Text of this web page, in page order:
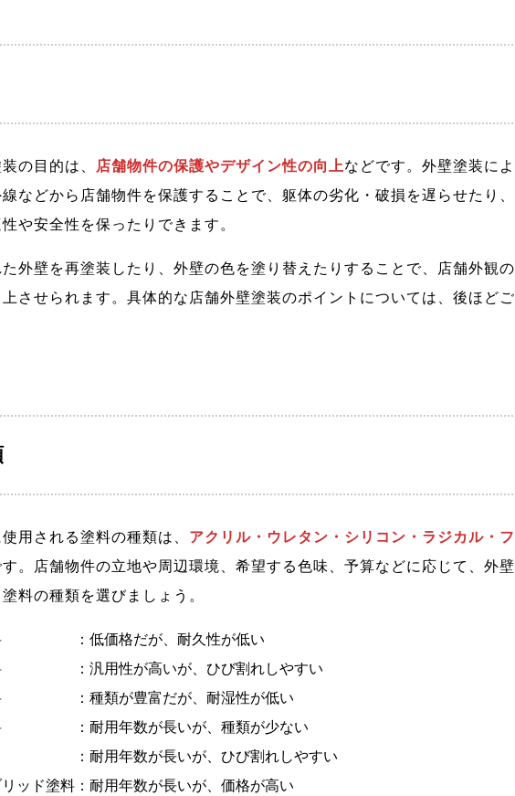
の目的は、 店舗物件の保護やデザイン性の向上などです。外壁塗装によ
などから店舗物件を保護することで、躯体の劣化・破損を遅らせたり、
や安全性を保ったりできます。
外壁を再塗装したり、外壁の色を塗り替えたりすることで、店舗外観の
させられます。具体的な店舗外壁塗装のポイントについては、後ほどご
用される塗料の種類は、 アクリル・ウレタン・シリコン・ラジカル・フ
す。店舗物件の立地や周辺環境、希望する色味、予算などに応じて、外壁
料の種類を選びましょう。
料 ：低価格だが、耐久性が低い
：汎用性が高いが、ひび割れしやすい
料 ：種類が豊富だが、耐湿性が低い
：耐用年数が長いが、種類が少ない
：耐用年数が長いが、ひび割れしやすい
ッド塗料：耐用年数が長いが、価格が高い